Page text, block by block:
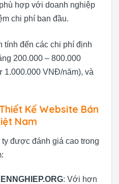
hợp với doanh nghiệp
chi phí ban đầu.
tính đến các chi phí định
200.000 – 800.000
1.000.000 VNĐ/năm), và
Kế Website Bán
Nam
được đánh giá cao trong
: Với hơn